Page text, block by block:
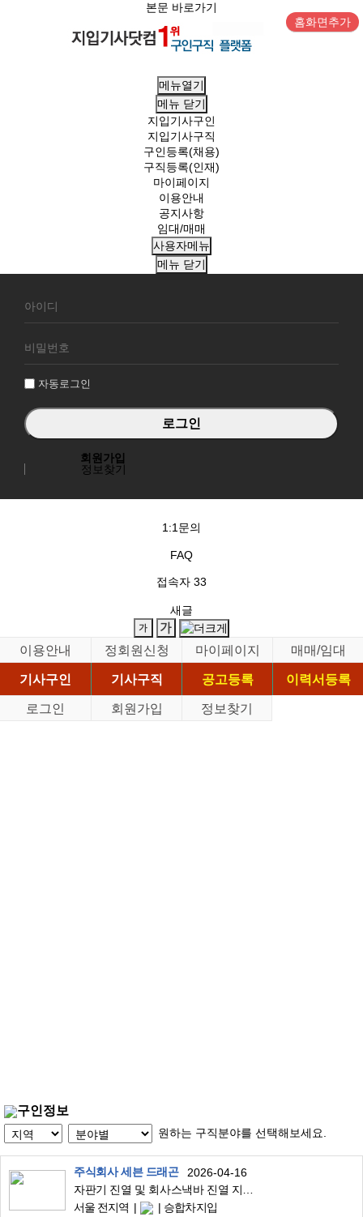
본문 바로가기
홈화면추가
메뉴열기
메뉴 닫기
지입기사구인
지입기사구직
구인등록(채용)
구직등록(인재)
마이페이지
이용안내
공지사항
임대/매매
사용자메뉴
메뉴 닫기
원
그
자동로그인
회원가입
정보찾기
1:1문의
FAQ
접속자 33
새글
이용안내 정회원신청 마이페이지
매매/임대
기사구인
기사구직 공고등록
이력서등록
로그인
회원가입 정보찾기
구인정보
원하는 구직분야를 선택해보세요.
주식회사 세븐 드래곤
2026-04-16
서울 전지역
승합차지입